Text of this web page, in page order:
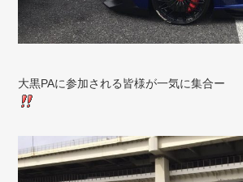
大黒PAに参加される皆様が一気に集合ー